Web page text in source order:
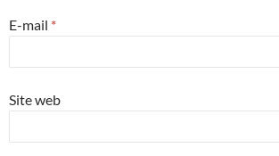
E-mail *
Site web